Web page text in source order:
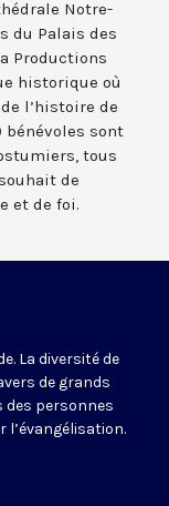
Notre-
du Palais des
Productions
historique où
l’histoire de
sont
tous
de
et de foi.
La diversité de
de grands
des personnes
l’évangélisation.